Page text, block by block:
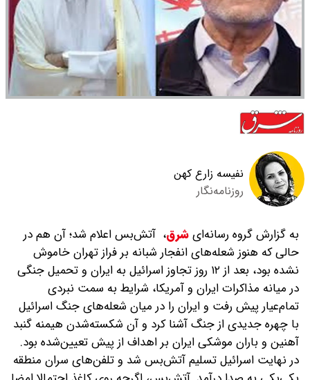
نفیسه زارع کهن
روزنامه‌نگار
به گزارش گروه رسانه‌ایشرق، آتش‌بس اعلام شد؛ آن هم در
حالی که هنوز شعله‌های انفجار شبانه بر فراز تهران خاموش
نشده بود، بعد از ۱۲ روز تجاوز اسرائیل به ایران و تحمیل جنگی
در میانه مذاکرات ایران و آمریکا، شرایط به سمت نبردی
تمام‌عیار پیش رفت و ایران را در میان شعله‌‌های جنگ اسرائیل
با چهره جدیدی از جنگ آشنا کرد و آن شکسته‌شدن هیمنه گنبد
آهنین و باران موشکی ایران بر اهداف از پیش تعیین‌شده بود.
در نهایت اسرائیل تسلیم آتش‌بس شد و تلفن‌های سران منطقه